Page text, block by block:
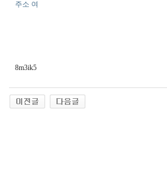
주소 여
8m3ik5